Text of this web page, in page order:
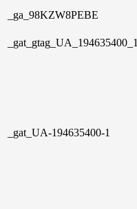
_ga_98KZW8PEBE
_gat_gtag_UA_194635400_1
_gat_UA-194635400-1